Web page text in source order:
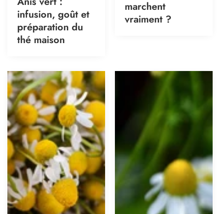
infusion, goût et
préparation du
thé maison
marchent
vraiment ?